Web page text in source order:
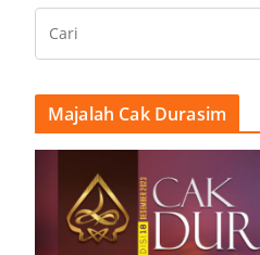
Majalah Cak Durasim